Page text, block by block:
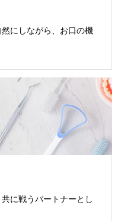
にしながら、お口の機
に戦うパートナーとし